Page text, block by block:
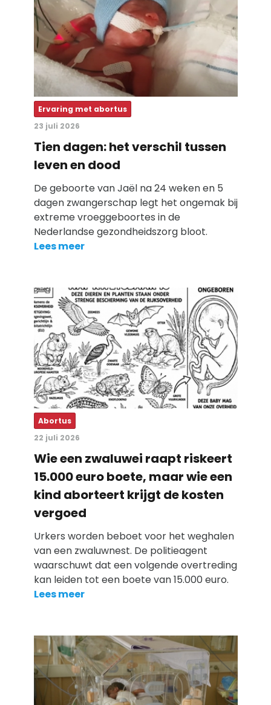
Ervaring met abortus
23 juli 2026
Tien dagen: het verschil tussen
leven en dood
De geboorte van Jaël na 24 weken en 5
dagen zwangerschap legt het ongemak bij
extreme vroeggeboortes in de
Nederlandse gezondheidszorg bloot.
Lees meer
Abortus
22 juli 2026
Wie een zwaluwei raapt riskeert
15.000 euro boete, maar wie een
kind aborteert krijgt de kosten
vergoed
Urkers worden beboet voor het weghalen
van een zwaluwnest. De politieagent
waarschuwt dat een volgende overtreding
kan leiden tot een boete van 15.000 euro.
Lees meer